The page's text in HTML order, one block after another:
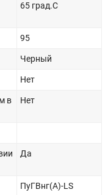
65 град.C
95
Черный
Нет
в
Нет
Да
ПуГВнг(А)-LS